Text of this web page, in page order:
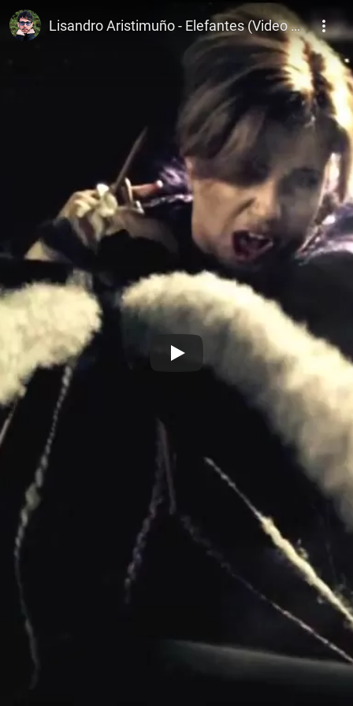
Lisandro Aristimuño Lisandro Aristimuño - Elefantes (Video oficial)